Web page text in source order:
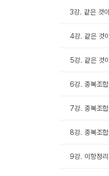
3강. 같은 것
4강. 같은 것
5강. 같은 것
6강. 중복조
7강. 중복조
8강. 중복조
9강. 이항정리